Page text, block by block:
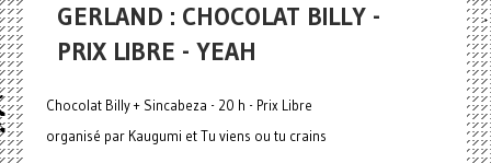
GERLAND : CHOCOLAT BILLY -
PRIX LIBRE - YEAH
Chocolat Billy + Sincabeza - 20 h - Prix Libre
organisé par Kaugumi et Tu viens ou tu crains